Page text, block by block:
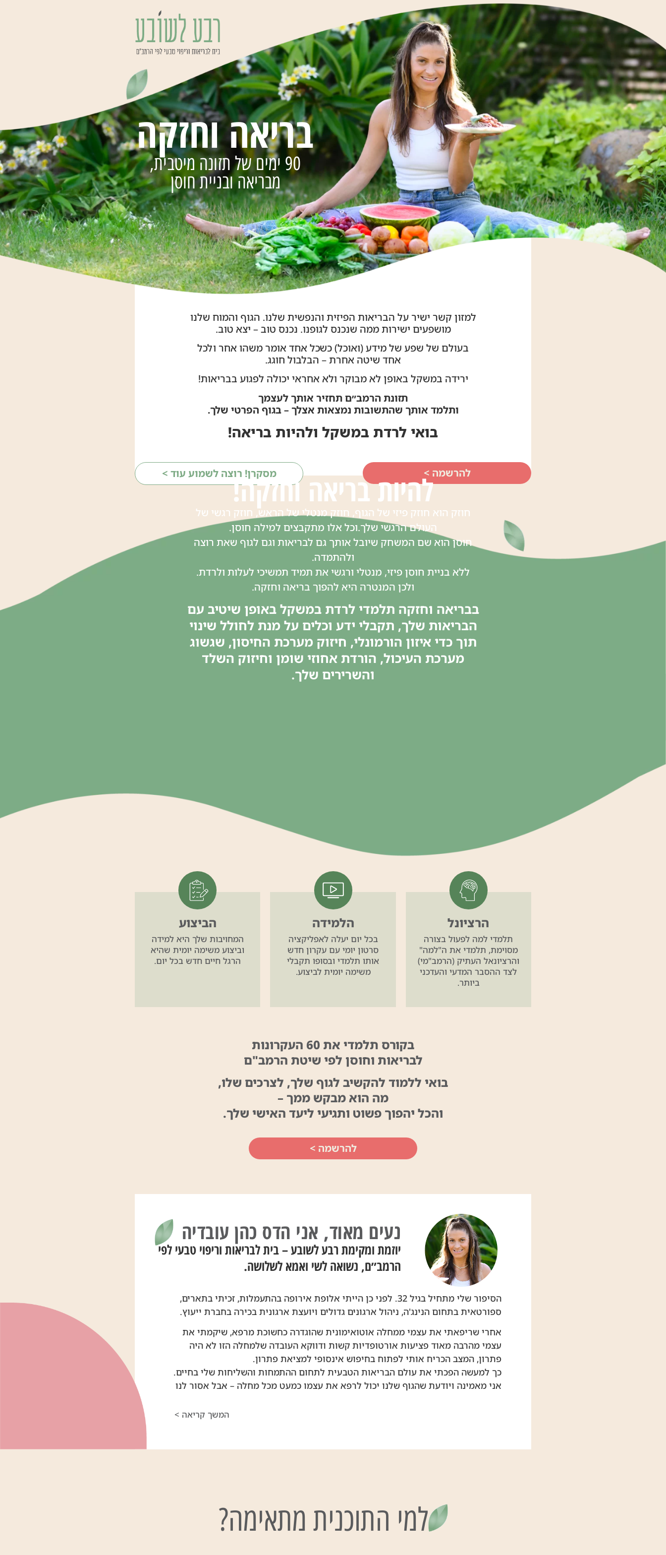
בריאה וחזקה
90 ימים של תזונה מיטבית,
מבריאה ובניית חוסן
למזון קשר ישיר על הבריאות הפיזית והנפשית שלנו. הגוף והמוח שלנו
מושפעים ישירות ממה שנכנס לגופנו. נכנס טוב – יצא טוב.
בעולם של שפע של מידע (ואוכל) כשכל אחד אומר משהו אחר ולכל
אחד שיטה אחרת – הבלבול חוגג.
ירידה במשקל באופן לא מבוקר ולא אחראי יכולה לפגוע בבריאות!
תזונת הרמב״ם תחזיר אותך לעצמך
ותלמד אותך שהתשובות נמצאות אצלך – בגוף הפרטי שלך.
בואי לרדת במשקל ולהיות בריאה!
להרשמה > מסקרן! רוצה לשמוע עוד >להיות בריאה וחזקה!
חוזק הוא חוזק פיזי של הגוף, חוזק מנטלי של הראש, חוזק רגשי של
העולם הרגשי שלך.וכל אלו מתקבצים למילה חוסן.
חוסן הוא שם המשחק שיובל אותך גם לבריאות וגם לגוף שאת רוצה
ולהתמדה.
ללא בניית חוסן פיזי, מנטלי ורגשי את תמיד תמשיכי לעלות ולרדת.
ולכן המנטרה היא להפוך בריאה וחזקה.
בבריאה וחזקה תלמדי לרדת במשקל באופן שיטיב עם
הבריאות שלך, תקבלי ידע וכלים על מנת לחולל שינוי
תוך כדי איזון הורמונלי, חיזוק מערכת החיסון, שגשוג
מערכת העיכול, הורדת אחוזי שומן וחיזוק השלד
והשרירים שלך.
הרציונל
תלמדי למה לפעול בצורה
מסוימת, תלמדי את ה"למה"
והרציונאל העתיק (הרמב"מי)
לצד ההסבר המדעי והעדכני
ביותר.
הלמידה
בכל יום יעלה לאפליקציה
סרטון יומי עם עקרון חדש
אותו תלמדי ובסופו תקבלי
משימה יומית לביצוע.
הביצוע
המחויבות שלך היא למידה
וביצוע משימה יומית שהיא
הרגל חיים חדש בכל יום.
בקורס תלמדי את 60 העקרונות
לבריאות וחוסן לפי שיטת הרמב"ם
בואי ללמוד להקשיב לגוף שלך, לצרכים שלו,
מה הוא מבקש ממך –
והכל יהפוך פשוט ותגיעי ליעד האישי שלך.
להרשמה >
נעים מאוד, אני הדס כהן עובדיה
יוזמת ומקימת רבע לשובע – בית לבריאות וריפוי טבעי לפי
הרמב״ם, נשואה לשי ואמא לשלושה.
הסיפור שלי מתחיל בגיל 32. לפני כן הייתי אלופת אירופה בהתעמלות, זכיתי בתארים,
ספורטאית בתחום הנינג'ה, ניהול ארגונים גדולים ויועצת ארגונית בכירה בחברת ייעוץ.
אחרי שריפאתי את עצמי ממחלה אוטואימונית שהוגדרה כחשוכת מרפא, שיקמתי את
עצמי מהרבה מאוד פציעות אורטופדיות קשות ודווקא העובדה שלמחלה הזו לא היה
פתרון, המצב הכריח אותי לפתוח בחיפוש אינסופי למציאת פתרון.
כך למעשה הפכתי את עולם הבריאות הטבעית לתחום ההתמחות והשליחות שלי בחיים.
אני מאמינה ויודעת שהגוף שלנו יכול לרפא את עצמו כמעט מכל מחלה – אבל אסור לנו
ההתנסויות שעברתי, כללו מצד אחד הגעה לשיאים גבוהים והתמודדויות עם לחצים, ומצד
העיקרי שלי הוא יצירת שינוי התנהגותי באנשים. טרנספורמציה. התפכחות.
הידע שצברתי מגיע משלל מקורות אשר חיוניים כל אחד בנפרד, אולם חיוניים שבעתיים
המשך קריאה >
למי התוכנית מתאימה?